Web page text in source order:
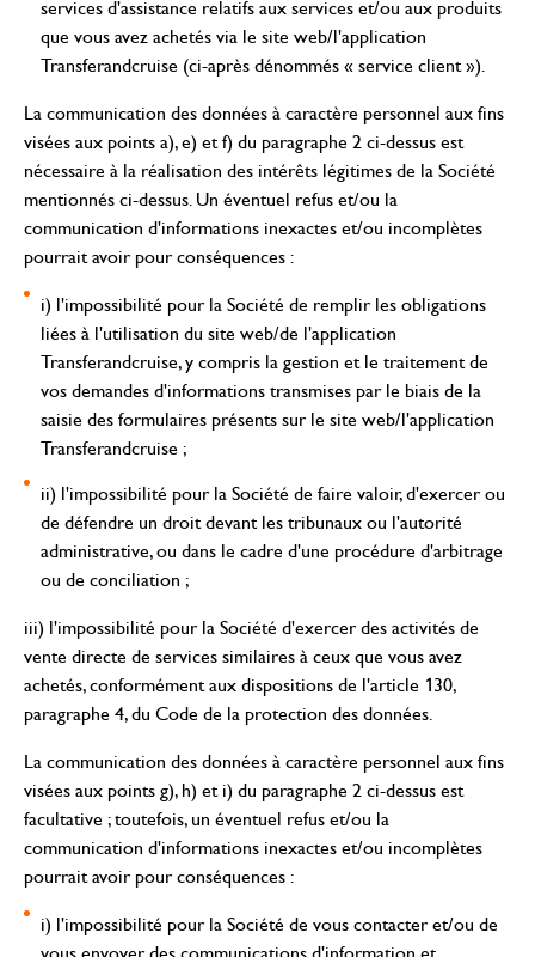
services d'assistance relatifs aux services et/ou aux produits
que vous avez achetés via le site web/l'application
Transferandcruise (ci-après dénommés « service client »).
La communication des données à caractère personnel aux fins
visées aux points a), e) et f) du paragraphe 2 ci-dessus est
nécessaire à la réalisation des intérêts légitimes de la Société
mentionnés ci-dessus. Un éventuel refus et/ou la
communication d'informations inexactes et/ou incomplètes
pourrait avoir pour conséquences :
i) l'impossibilité pour la Société de remplir les obligations
liées à l'utilisation du site web/de l'application
Transferandcruise, y compris la gestion et le traitement de
vos demandes d'informations transmises par le biais de la
saisie des formulaires présents sur le site web/l'application
Transferandcruise ;
ii) l'impossibilité pour la Société de faire valoir, d'exercer ou
de défendre un droit devant les tribunaux ou l'autorité
administrative, ou dans le cadre d'une procédure d'arbitrage
ou de conciliation ;
iii) l'impossibilité pour la Société d'exercer des activités de
vente directe de services similaires à ceux que vous avez
achetés, conformément aux dispositions de l'article 130,
paragraphe 4, du Code de la protection des données.
La communication des données à caractère personnel aux fins
visées aux points g), h) et i) du paragraphe 2 ci-dessus est
facultative ; toutefois, un éventuel refus et/ou la
communication d'informations inexactes et/ou incomplètes
pourrait avoir pour conséquences :
i) l'impossibilité pour la Société de vous contacter et/ou de